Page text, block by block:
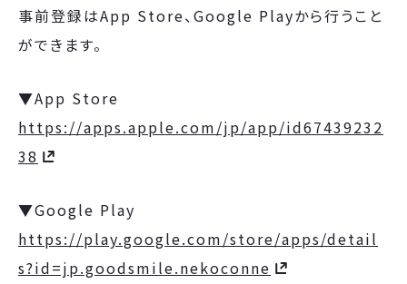
事前登録はApp Store、Google Playから行うこと
ができます。
▼App Store
https://apps.apple.com/jp/app/id67439232
38
▼Google Play
https://play.google.com/store/apps/detail
s?id=jp.goodsmile.nekoconne